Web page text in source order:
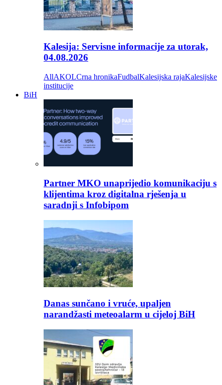
Kalesija: Servisne informacije za utorak,
04.08.2026
AllAKOLCrna hronikaFudbalKalesijska rajaKalesijske
institucije
BiH
Partner MKO unaprijedio komunikaciju s
klijentima kroz digitalna rješenja u
saradnji s Infobipom
Danas sunčano i vruće, upaljen
narandžasti meteoalarm u cijeloj BiH